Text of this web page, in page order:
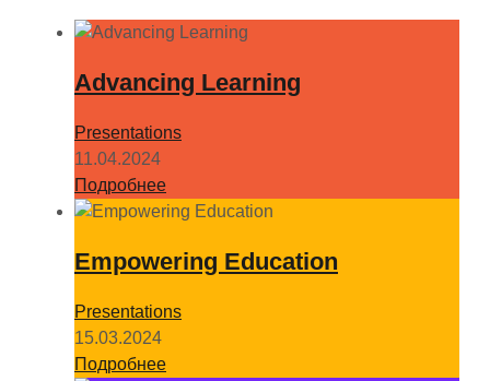
Advancing Learning
Presentations
11.04.2024
Подробнее
Empowering Education
Presentations
15.03.2024
Подробнее